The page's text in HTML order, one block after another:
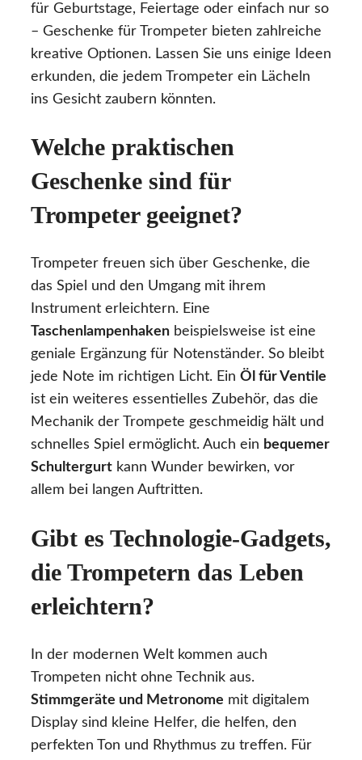
für Geburtstage, Feiertage oder einfach nur so
– Geschenke für Trompeter bieten zahlreiche
kreative Optionen. Lassen Sie uns einige Ideen
erkunden, die jedem Trompeter ein Lächeln
ins Gesicht zaubern könnten.
Welche praktischen
Geschenke sind für
Trompeter geeignet?
Trompeter freuen sich über Geschenke, die
das Spiel und den Umgang mit ihrem
Instrument erleichtern. Eine
Taschenlampenhaken beispielsweise ist eine
geniale Ergänzung für Notenständer. So bleibt
jede Note im richtigen Licht. Ein Öl für Ventile
ist ein weiteres essentielles Zubehör, das die
Mechanik der Trompete geschmeidig hält und
schnelles Spiel ermöglicht. Auch ein bequemer
Schultergurt kann Wunder bewirken, vor
allem bei langen Auftritten.
Gibt es Technologie-Gadgets,
die Trompetern das Leben
erleichtern?
In der modernen Welt kommen auch
Trompeten nicht ohne Technik aus.
Stimmgeräte und Metronome mit digitalem
Display sind kleine Helfer, die helfen, den
perfekten Ton und Rhythmus zu treffen. Für